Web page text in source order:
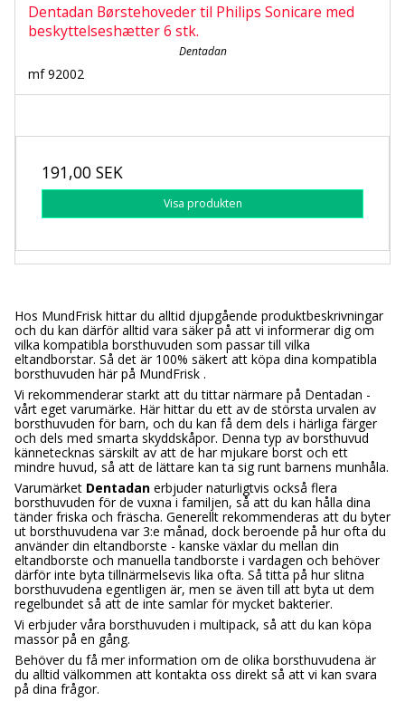
Dentadan Børstehoveder til Philips Sonicare med
beskyttelseshætter 6 stk.
Dentadan
mf 92002
191,00 SEK
Visa produkten
Hos MundFrisk hittar du alltid djupgående produktbeskrivningar
och du kan därför alltid vara säker på att vi informerar dig om
vilka kompatibla borsthuvuden som passar till vilka
eltandborstar. Så det är 100% säkert att köpa dina kompatibla
borsthuvuden här på MundFrisk .
Vi rekommenderar starkt att du tittar närmare på Dentadan -
vårt eget varumärke. Här hittar du ett av de största urvalen av
borsthuvuden för barn, och du kan få dem dels i härliga färger
och dels med smarta skyddskåpor. Denna typ av borsthuvud
kännetecknas särskilt av att de har mjukare borst och ett
mindre huvud, så att de lättare kan ta sig runt barnens munhåla.
Varumärket Dentadan erbjuder naturligtvis också flera
borsthuvuden för de vuxna i familjen, så att du kan hålla dina
tänder friska och fräscha. Generellt rekommenderas att du byter
ut borsthuvudena var 3:e månad, dock beroende på hur ofta du
använder din eltandborste - kanske växlar du mellan din
eltandborste och manuella tandborste i vardagen och behöver
därför inte byta tillnärmelsevis lika ofta. Så titta på hur slitna
borsthuvudena egentligen är, men se även till att byta ut dem
regelbundet så att de inte samlar för mycket bakterier.
Vi erbjuder våra borsthuvuden i multipack, så att du kan köpa
massor på en gång.
Behöver du få mer information om de olika borsthuvudena är
du alltid välkommen att kontakta oss direkt så att vi kan svara
på dina frågor.